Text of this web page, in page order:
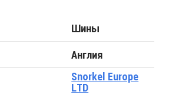
Шины
Англия
Snorkel Europe
LTD